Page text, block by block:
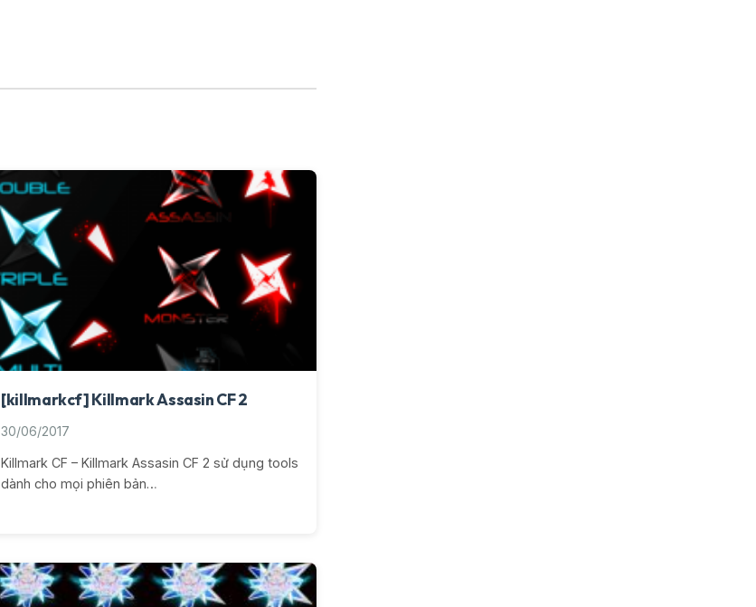
[killmarkcf] Killmark Assasin CF 2
30/06/2017
Killmark CF – Killmark Assasin CF 2 sử dụng tools
dành cho mọi phiên bản…